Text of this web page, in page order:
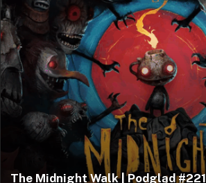
The Midnight Walk | Podgląd #221